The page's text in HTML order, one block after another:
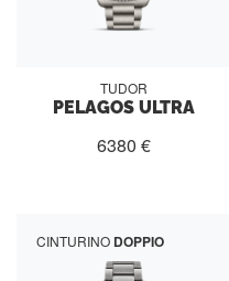
TUDOR
PELAGOS ULTRA
6380 €
CINTURINO DOPPIO